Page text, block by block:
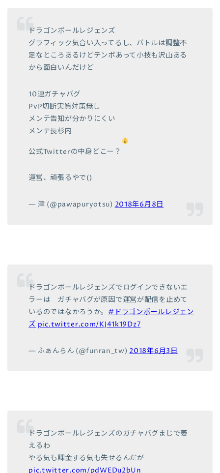
ドラゴンボールレジェンズ
グラフィック気合い入ってるし、バトルは調整不
足なところあるけどテンポあって小技も沢山ある
から面白いんだけど
10連ガチャバグ
PvP切断実質対策無し
メンテ告知が分かりにくい
メンテ長杉内
公式Twitterの中身どこー？
運営、頑張るやで()
— 津 (@pawapuryotsu)2018年6月8日
ドラゴンボールレジェンズでログインできないエ
ラーは ガチャバグが原因で運営が配信を止めて
いるのではなかろうか。 #ドラゴンボールレジェン
ズ pic.twitter.com/KJ41k19Dz7
— ふぁんらん (@funran_tw) 2018年6月3日
ドラゴンボールレジェンズのガチャバグまじで萎
えるわ
やる気も課金する気も失せるんだが
pic.twitter.com/pdWEDu2bUn